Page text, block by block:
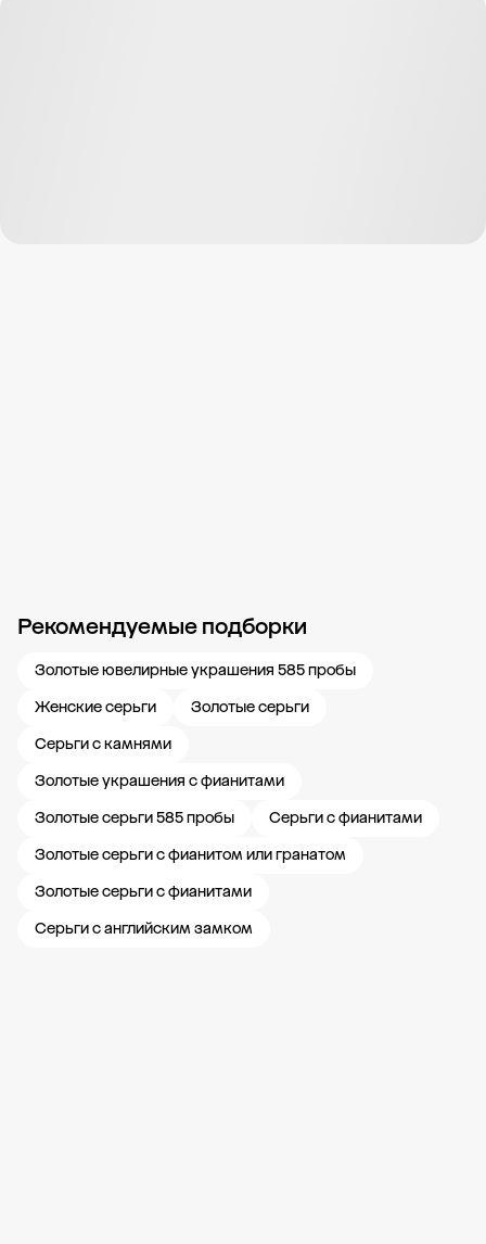
Рекомендуемые подборки
Золотые ювелирные украшения 585 пробы
Женские серьги
Золотые серьги
Серьги с камнями
Золотые украшения с фианитами
Золотые серьги 585 пробы
Серьги с фианитами
Золотые серьги с фианитом или гранатом
Золотые серьги с фианитами
Серьги с английским замком
Новости компании Журнал ЗОЛОТОЙ Блог